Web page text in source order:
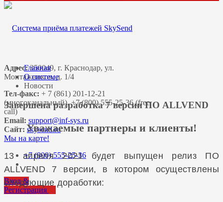
Адрес:350049, г. Краснодар, ул.
Монтажников, д. 1/4
Тел-факс: + 7 (861) 201-12-21
(многоканальный), +7 (800) 555-25-36 (free
call)
Email:
Сайт: skysend.ru
Мы на карте!
+7 (800) 555-25-36
Вход &
Регистрация
Главная
О системе
Новости
Завершена разработка 7 версии ПО ALLVEND
Уважаемые партнеры и клиенты!
13 апреля 2021 будет выпущен релиз ПО
ALLVEND 7 версии, в котором осуществлены
следующие доработки: